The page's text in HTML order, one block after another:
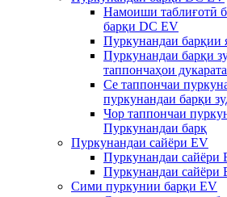
Намоиши таблиғотӣ
барқи DC EV
Пуркунандаи барқии
Пуркунандаи барқи
таппончаҳои дукарата
Се таппончаи
пуркунандаи барқи
Чор таппончаи
Пуркунандаи барқ
Пуркунандаи сайёри EV
Пуркунандаи сайёри
Пуркунандаи сайёри
Сими пуркунии барқи EV